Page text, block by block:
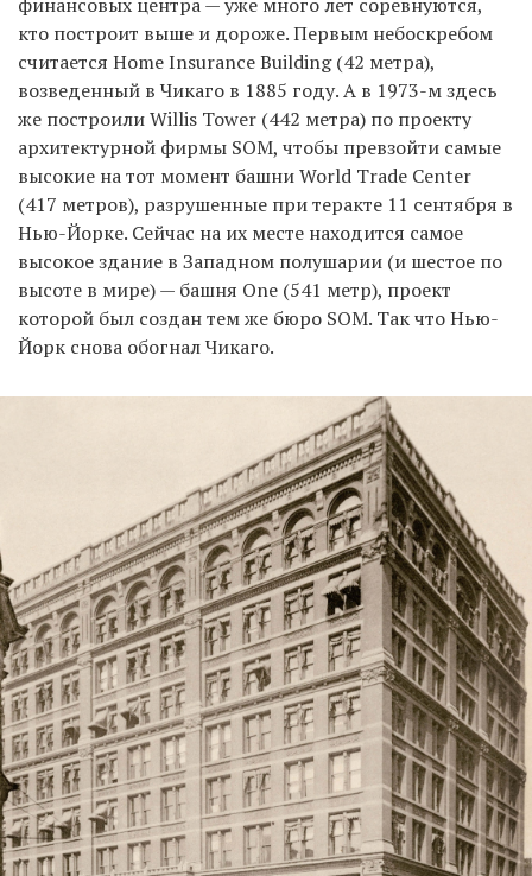
кто построит выше и дороже. Первым небоскребом
считается Home Insurance Building (42 метра),
возведенный в Чикаго в 1885 году. А в 1973-м здесь
же построили Willis Tower (442 метра) по проекту
архитектурной фирмы SOM, чтобы превзойти самые
высокие на тот момент башни World Trade Center
(417 метров), разрушенные при теракте 11 сентября в
Нью-Йорке. Сейчас на их месте находится самое
высокое здание в Западном полушарии (и шестое по
высоте в мире) — башня One (541 метр), проект
которой был создан тем же бюро SOM. Так что Нью-
Йорк снова обогнал Чикаго.